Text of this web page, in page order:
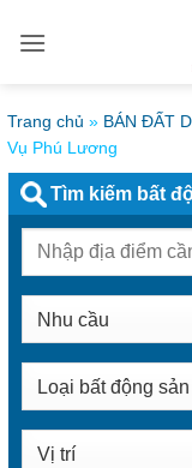
qua
Trang chủ » BÁN ĐẤT
Vụ Phú Lương
Tìm kiếm bất